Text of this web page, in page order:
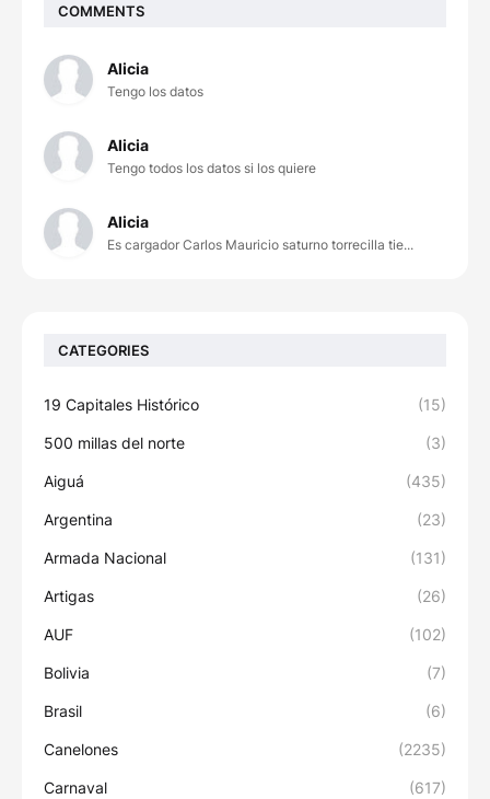
COMMENTS
Alicia
Tengo los datos
Alicia
Tengo todos los datos si los quiere
Alicia
Es cargador Carlos Mauricio saturno torrecilla tie...
CATEGORIES
19 Capitales Histórico (15)
500 millas del norte (3)
Aiguá (435)
Argentina (23)
Armada Nacional (131)
Artigas (26)
AUF (102)
Bolivia (7)
Brasil (6)
Canelones (2235)
Carnaval (617)